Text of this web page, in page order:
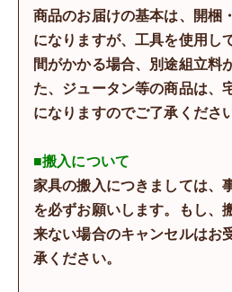
商品のお届けの基本は、開梱
になりますが、工具を使用し
間がかかる場合、別途組立料
た、ジュータン等の商品は、
になりますのでご了承くださ
■搬入について
家具の搬入につきましては、
を必ずお願いします。もし、
来ない場合のキャンセルはお
承ください。